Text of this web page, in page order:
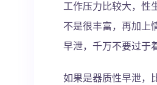
工作压力比较大，性
不是很丰富，再加上
早泄，千万不要过于
如果是器质性早泄，